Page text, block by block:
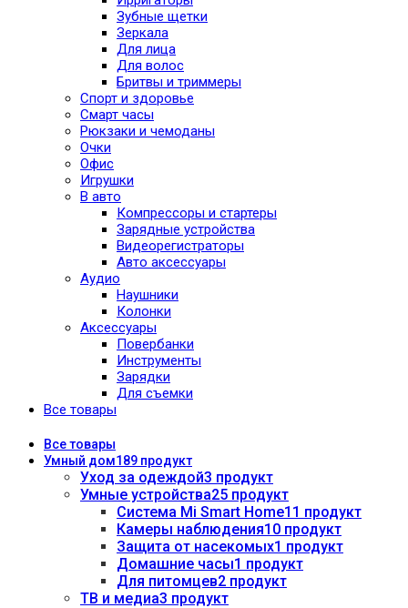
Зубные щетки
Зеркала
Для лица
Для волос
Бритвы и триммеры
Спорт и здоровье
Смарт часы
Рюкзаки и чемоданы
Очки
Офис
Игрушки
В авто
Компрессоры и стартеры
Зарядные устройства
Видеорегистраторы
Авто аксессуары
Аудио
Наушники
Колонки
Аксессуары
Повербанки
Инструменты
Зарядки
Для съемки
Все товары
Всетовары
Умный дом189 продукт
Уход за одеждой3 продукт
Умные устройства25 продукт
Система Mi Smart Home11 продукт
Камеры наблюдения10 продукт
Защита от насекомых1 продукт
Домашние часы1 продукт
Для питомцев2 продукт
ТВ и медиа3 продукт